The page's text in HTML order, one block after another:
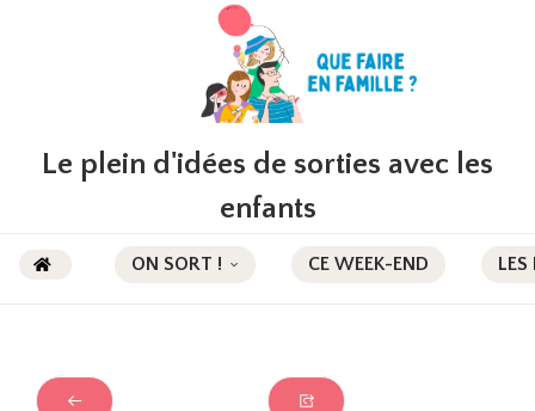
Le plein d'idées de sorties avec les
enfants
ON SORT ! CE WEEK-END LES